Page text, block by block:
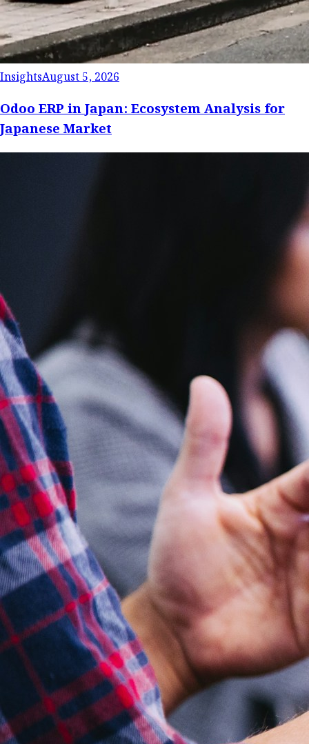
InsightsAugust 5, 2026
Odoo ERP in Japan: Ecosystem Analysis for
Japanese Market